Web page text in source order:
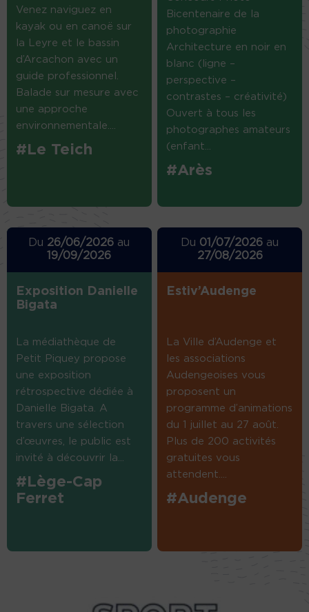
Venez naviguez en
kayak ou en canoë sur
la Leyre et le bassin
d’Arcachon avec un
guide professionnel.
Balade sur mesure avec
une approche
environnementale....
#Le Teich
Bicentenaire de la
photographie
Architecture en noir en
blanc (ligne –
perspective –
contrastes – créativité)
Ouvert à tous les
photographes amateurs
(enfant...
#Arès
Du 26/06/2026 au
19/09/2026
Exposition Danielle
Bigata
La médiathèque de
Petit Piquey propose
une exposition
rétrospective dédiée à
Danielle Bigata. A
travers une sélection
d’œuvres, le public est
invité à découvrir la...
#Lège-Cap
Ferret
Du 01/07/2026 au
27/08/2026
Estiv’Audenge
La Ville d’Audenge et
les associations
Audengeoises vous
proposent un
programme d’animations
du 1 juillet au 27 août.
Plus de 200 activités
gratuites vous
attendent....
#Audenge